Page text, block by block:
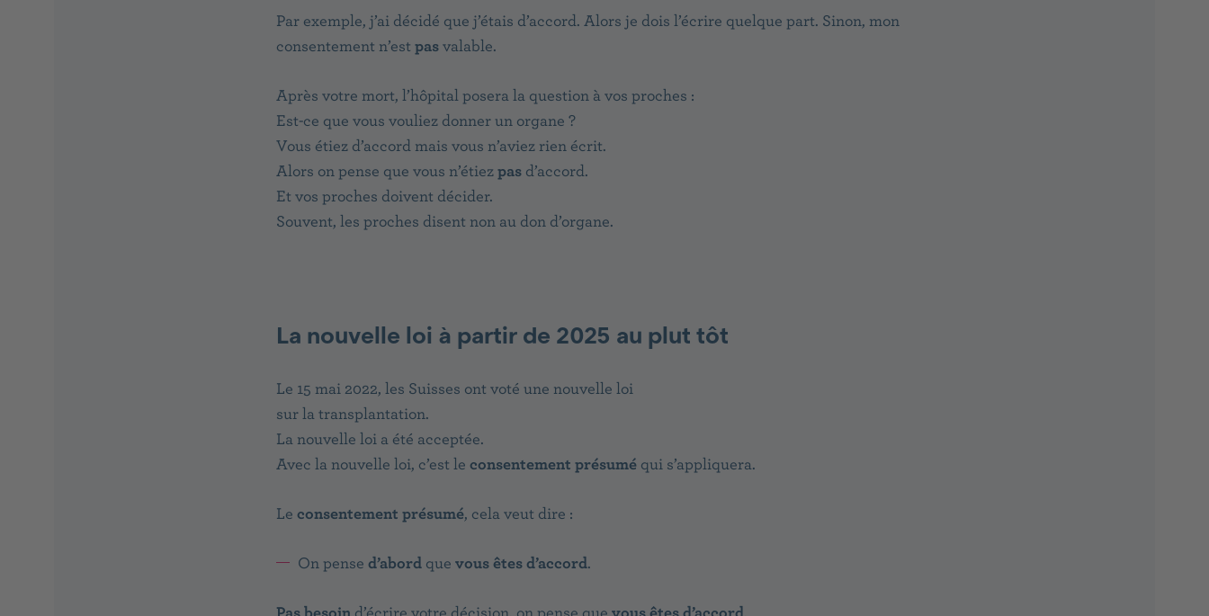
Par exemple, j’ai décidé que j’étais d’accord. Alors je dois l’écrire quelque part. Sinon, mon
consentement n’est pasvalable.
Après votre mort, l’hôpital posera la question à vos proches :
Est-ce que vous vouliez donner un organe ?
Vous étiez d’accord mais vous n’aviez rien écrit.
Alors on pense que vous n’étiezpas d’accord.
Et vos proches doivent décider.
Souvent, les proches disent non au don d’organe.
La nouvelle loi à partir de 2025 au plut tôt
Le 15 mai 2022, les Suisses ont voté une nouvelle loi
sur la transplantation.
La nouvelle loi a été acceptée.
Avec la nouvelle loi, c’est le consentement présumé qui s’appliquera.
Le consentement présumé, cela veut dire :
On pense d’abord que vous êtes d’accord.